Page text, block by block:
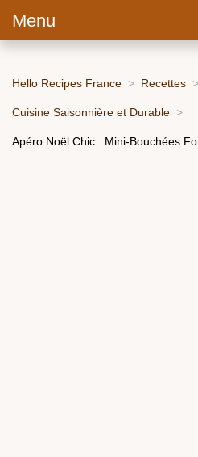
Menu
Hello Recipes France Recettes
Cuisine Saisonnière et Durable
Apéro Noël Chic : Mini-Bouchées